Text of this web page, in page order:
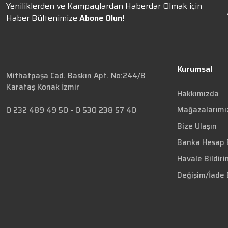
Yeniliklerden ve Kampaylardan Haberdar Olmak için
Haber Bültenimize Abone Olun!
Mithatpaşa Cad. Baskın Apt. No:244/B
Karataş Konak İzmir
0 232 489 49 50 - 0 530 238 57 40
Kurumsal
Hakkımızda
Bize Ulaşın
Banka
Havale
Değişim/İade